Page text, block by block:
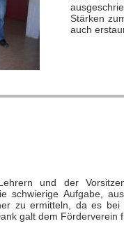
Stärken
auch
und der
schwierige Aufgabe,
zu ermitteln, da es bei
galt dem Förderverein